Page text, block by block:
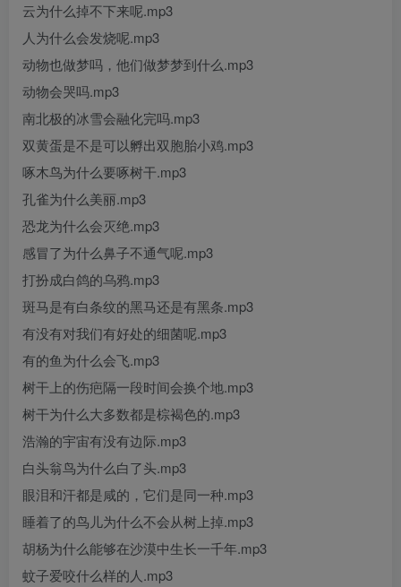
云为什么掉不下来呢.mp3
人为什么会发烧呢.mp3
动物也做梦吗，他们做梦梦到什么.mp3
动物会哭吗.mp3
南北极的冰雪会融化完吗.mp3
双黄蛋是不是可以孵出双胞胎小鸡.mp3
啄木鸟为什么要啄树干.mp3
孔雀为什么美丽.mp3
恐龙为什么会灭绝.mp3
感冒了为什么鼻子不通气呢.mp3
打扮成白鸽的乌鸦.mp3
斑马是有白条纹的黑马还是有黑条.mp3
有没有对我们有好处的细菌呢.mp3
有的鱼为什么会飞.mp3
树干上的伤疤隔一段时间会换个地.mp3
树干为什么大多数都是棕褐色的.mp3
浩瀚的宇宙有没有边际.mp3
白头翁鸟为什么白了头.mp3
眼泪和汗都是咸的，它们是同一种.mp3
睡着了的鸟儿为什么不会从树上掉.mp3
胡杨为什么能够在沙漠中生长一千年.mp3
蚊子爱咬什么样的人.mp3